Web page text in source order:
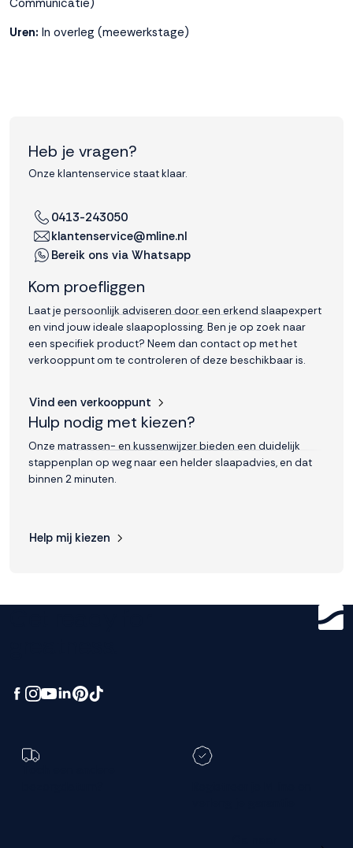
Communicatie)
Uren: In overleg (meewerkstage)
Heb je vragen?
Onze klantenservice staat klaar.
0413-243050
klantenservice@mline.nl
Bereik ons via Whatsapp
Kom proefliggen
Laat je persoonlijk adviseren door een erkend slaapexpert
en vind jouw ideale slaapoplossing. Ben je op zoek naar
een specifiek product? Neem dan contact op met het
verkooppunt om te controleren of deze beschikbaar is.
Vind een verkooppunt
Hulp nodig met kiezen?
Onze matrassen- en kussenwijzer bieden een duidelijk
stappenplan op weg naar een helder slaapadvies, en dat
binnen 2 minuten.
Help mij kiezen